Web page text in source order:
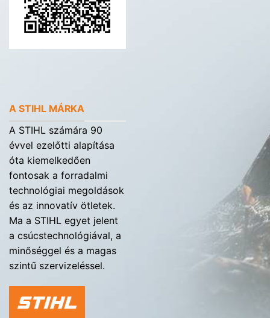
A STIHL MÁRKA
A STIHL számára 90
évvel ezelőtti alapítása
óta kiemelkedően
fontosak a forradalmi
technológiai megoldások
és az innovatív ötletek.
Ma a STIHL egyet jelent
a csúcstechnológiával, a
minőséggel és a magas
szintű szervizeléssel.